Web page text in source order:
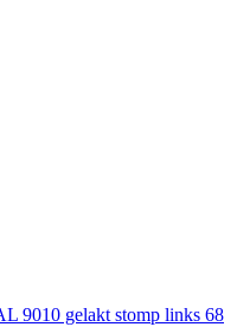
9010 gelakt stomp links 68